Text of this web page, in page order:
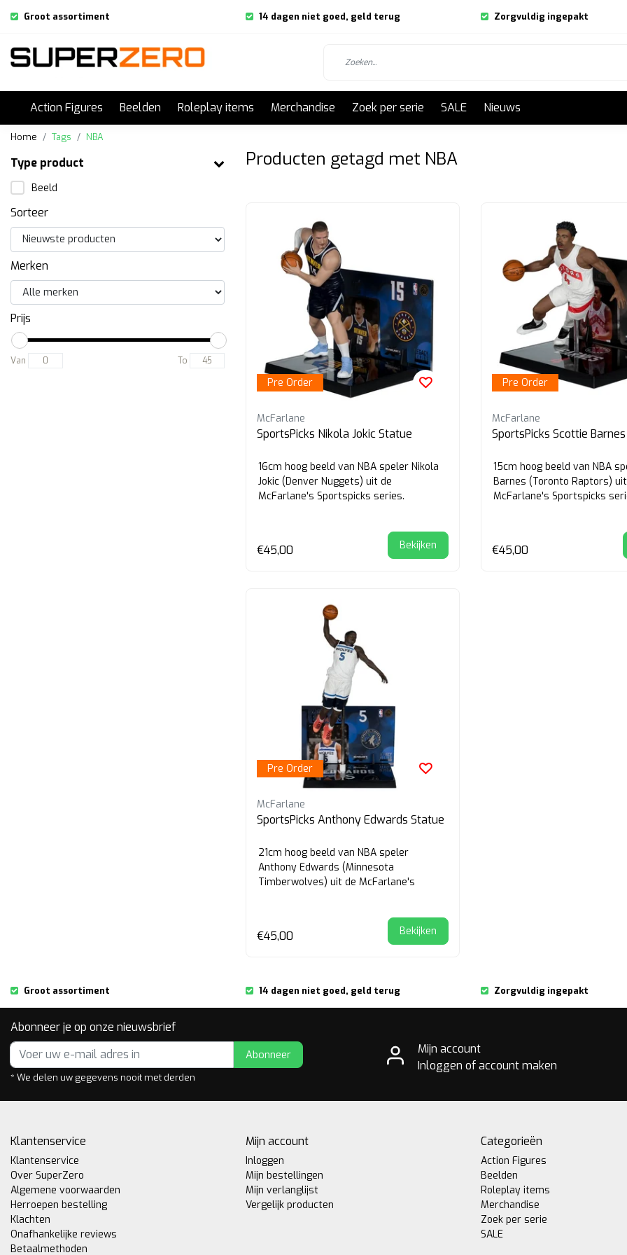
Groot assortiment 14 dagen niet goed, geld terug Zorgvuldig ingepakt
Action Figures Beelden Roleplay items Merchandise Zoek per serie SALE Nieuws
Home Tags NBA
Type product
Beeld
Sorteer
Merken
Prijs
Van To
Producten getagd met NBA
Pre Order
McFarlane
SportsPicks Nikola Jokic Statue
16cm hoog beeld van NBA speler Nikola
Jokic (Denver Nuggets) uit de
McFarlane's Sportspicks series.
€45,00 Bekijken
Pre Order
McFarlane
SportsPicks Scottie
15cm hoog beeld van NBA
Barnes (Toronto Raptors)
McFarlane's Sportspicks
€45,00
Pre Order
McFarlane
SportsPicks Anthony Edwards Statue
21cm hoog beeld van NBA speler
Anthony Edwards (Minnesota
Timberwolves) uit de McFarlane's
€45,00 Bekijken
Groot assortiment 14 dagen niet goed, geld terug Zorgvuldig ingepakt
Abonneer je op onze nieuwsbrief
Abonneer
* We delen uw gegevens nooit met derden
Mijn account
Inloggen of account maken
Klantenservice
Klantenservice
Over SuperZero
Algemene voorwaarden
Herroepen bestelling
Klachten
Onafhankelijke reviews
Betaalmethoden
Mijn account
Inloggen
Mijn bestellingen
Mijn verlanglijst
Vergelijk producten
Categorieën
Action Figures
Beelden
Roleplay items
Merchandise
Zoek per serie
SALE